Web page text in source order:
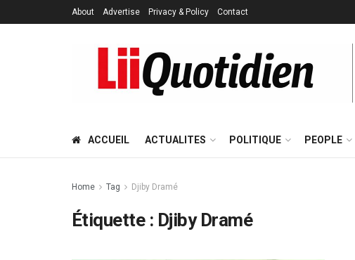
About Advertise Privacy & Policy Contact
ACCUEIL ACTUALITES POLITIQUE PEOPLE
Home Tag Djiby Dramé
Étiquette : Djiby Dramé